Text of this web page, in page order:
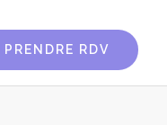
PRENDRE RDV